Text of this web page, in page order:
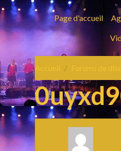
Page d'accueil
Accueil Forums de